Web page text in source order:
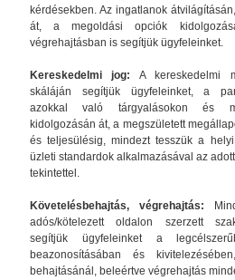
kérdésekben. Az ingatlanok
át, a megoldási opciók
végrehajtásban is segítjük ügyfeleinket.
Kereskedelmi jog:
A kereskedelmi
skáláján segítjük ügyfeleinket, a
azokkal való tárgyalásokon és
kidolgozásán át, a megszületett
és teljesülésig, mindezt tesszük a
üzleti standardok alkalmazásával az
tekintettel.
Követelésbehajtás, végrehajtás:
adós/kötelezett oldalon szerzett
segítjük ügyfeleinket a
beazonosításában és
behajtásánál, beleértve végrehajtás